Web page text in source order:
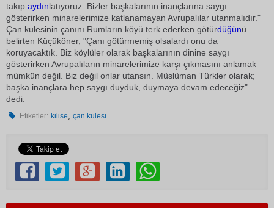
takıp aydınlatıyoruz. Bizler başkalarının inançlarına saygı
gösterirken minarelerimize katlanamayan Avrupalılar utanmalıdır."
Çan kulesinin çanını Rumların köyü terk ederken götürdüğünü
belirten Küçüköner, "Çanı götürmemiş olsalardı onu da
koruyacaktık. Biz köylüler olarak başkalarının dinine saygı
gösterirken Avrupalıların minarelerimize karşı çıkmasını anlamak
mümkün değil. Biz değil onlar utansın. Müslüman Türkler olarak;
başka inançlara hep saygı duyduk, duymaya devam edeceğiz"
dedi.
Etiketler: kilise,çan kulesi